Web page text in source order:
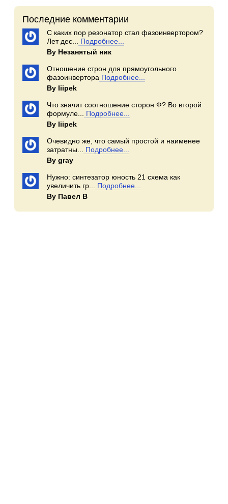
Последние комментарии
С каких пор резонатор стал фазоинвертором?
Лет дес...
Подробнее...
By Незанятый ник
Отношение строн для прямоугольного
фазоинвертора Подробнее...
By Iiipek
Что значит соотношение сторон Ф? Во второй
формуле...
Подробнее...
By Iiipek
Очевидно же, что самый простой и наименее
затратны...
Подробнее...
By gray
Нужно: синтезатор юность 21 схема как
увеличить гр...
Подробнее...
By Павел В